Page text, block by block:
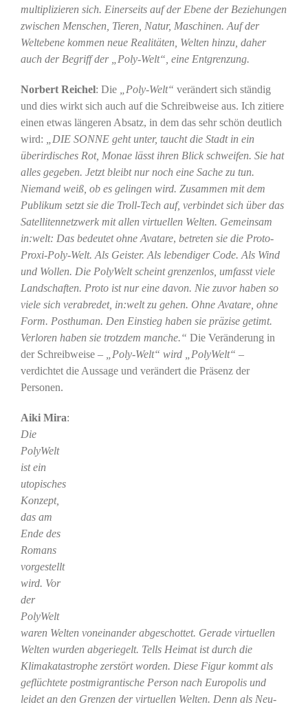
multiplizieren sich. Einerseits auf der Ebene der Beziehungen
zwischen Menschen, Tieren, Natur, Maschinen. Auf der
Weltebene kommen neue Realitäten, Welten hinzu, daher
auch der Begriff der „Poly-Welt“, eine Entgrenzung.
Norbert Reichel: Die „Poly-Welt“ verändert sich ständig
und dies wirkt sich auch auf die Schreibweise aus. Ich zitiere
einen etwas längeren Absatz, in dem das sehr schön deutlich
wird:
„DIE SONNE geht unter, taucht die Stadt in ein
überirdisches Rot, Monae lässt ihren Blick schweifen. Sie hat
alles gegeben. Jetzt bleibt nur noch eine Sache zu tun.
Niemand weiß, ob es gelingen wird. Zusammen mit dem
Publikum setzt sie die Troll-Tech auf, verbindet sich über das
Satellitennetzwerk mit allen virtuellen Welten. Gemeinsam
in:welt: Das bedeutet ohne Avatare, betreten sie die Proto-
Proxi-Poly-Welt. Als Geister. Als lebendiger Code. Als Wind
und Wollen. Die PolyWelt scheint grenzenlos, umfasst viele
Landschaften. Proto ist nur eine davon. Nie zuvor haben so
viele sich verabredet, in:welt zu gehen. Ohne Avatare, ohne
Form. Posthuman. Den Einstieg haben sie präzise getimt.
Verloren haben sie trotzdem manche.“ Die Veränderung in
der Schreibweise –
„Poly-Welt“ wird „PolyWelt“ –
verdichtet die Aussage und verändert die Präsenz der
Personen.
Aiki Mira:
Die
PolyWelt
ist ein
utopisches
Konzept,
das am
Ende des
Romans
vorgestellt
wird. Vor
der
PolyWelt
waren Welten voneinander abgeschottet. Gerade virtuellen
Welten wurden abgeriegelt. Tells Heimat ist durch die
Klimakatastrophe zerstört worden. Diese Figur kommt als
geflüchtete postmigrantische Person nach Europolis und
leidet an den Grenzen der virtuellen Welten. Denn als Neu-